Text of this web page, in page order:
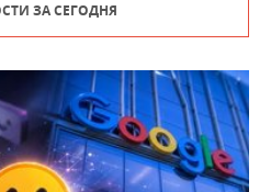
ЗА СЕГОДНЯ